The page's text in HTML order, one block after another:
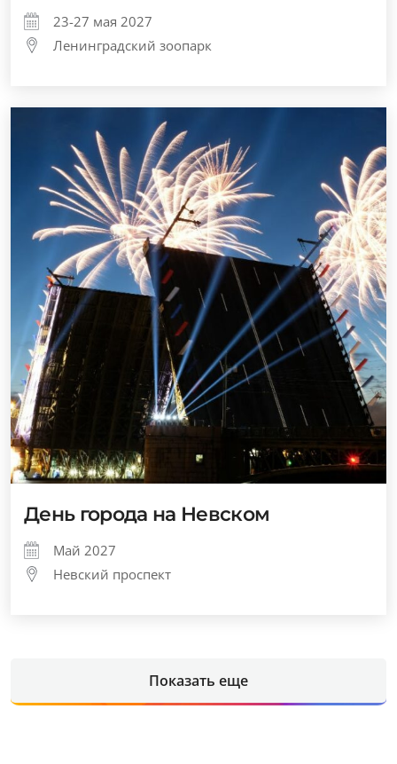
23-27 мая 2027
Ленинградский зоопарк
День города на Невском
Май 2027
Невский проспект
Показать еще